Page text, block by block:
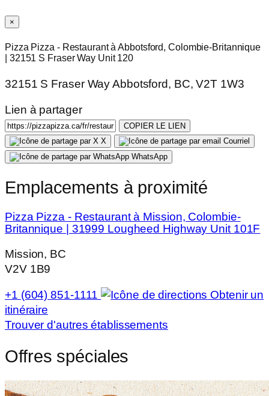
×
Pizza Pizza - Restaurant à Abbotsford, Colombie-Britannique
| 32151 S Fraser Way Unit 120
32151 S Fraser Way Abbotsford, BC, V2T 1W3
Lien à partager
COPIER LE LIEN
X
Courriel
WhatsApp
Emplacements à proximité
Pizza Pizza - Restaurant à Mission, Colombie-
Britannique | 31999 Lougheed Highway Unit 101F
Mission, BC
V2V 1B9
+1 (604) 851-1111
Obtenir un
itinéraire
Trouver d'autres établissements
Offres spéciales